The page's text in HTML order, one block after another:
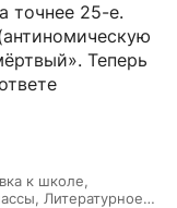
точнее 25-е.
Теперь
к школе,
Литературное